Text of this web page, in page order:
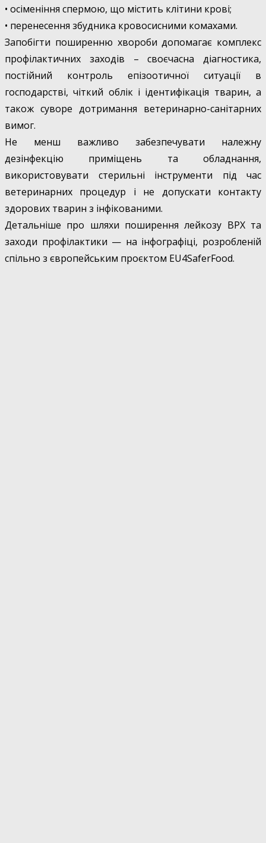
• осіменіння спермою, що містить клітини крові;
• перенесення збудника кровосисними комахами.
Запобігти поширенню хвороби допомагає комплекс
профілактичних заходів – своєчасна діагностика,
постійний контроль епізоотичної ситуації в
господарстві, чіткий облік і ідентифікація тварин, а
також суворе дотримання ветеринарно-санітарних
вимог.
Не менш важливо забезпечувати належну
дезінфекцію приміщень та обладнання,
використовувати стерильні інструменти під час
ветеринарних процедур і не допускати контакту
здорових тварин з інфікованими.
Детальніше про шляхи поширення лейкозу ВРХ та
заходи профілактики — на інфографіці, розробленій
спільно з європейським проєктом EU4SaferFood.